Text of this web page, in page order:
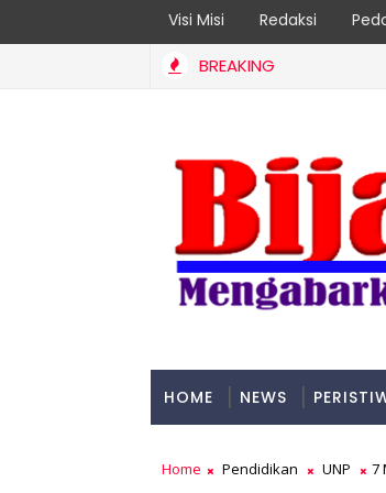
Visi Misi Redaksi
BREAKING
HOME NEWS
Home Pendidikan UNP 7